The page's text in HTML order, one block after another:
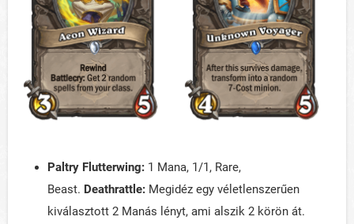
Paltry Flutterwing: 1 Mana, 1/1, Rare,
Beast. Deathrattle: Megidéz egy véletlenszerűen
kiválasztott 2 Manás lényt, ami alszik 2 körön át.